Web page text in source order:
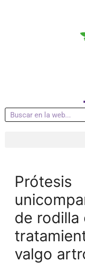
Prótesis
de rodilla
valgo